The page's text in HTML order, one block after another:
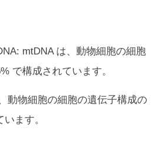
mtDNA は、動物細胞の細胞
で構成されています。
動物細胞の細胞の遺伝子構成の
ます。